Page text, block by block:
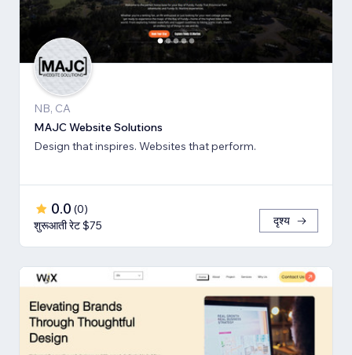
NB, CA
MAJC Website Solutions
Design that inspires. Websites that perform.
0.0 (0)
शुरूआती रेट $75
दृश्य